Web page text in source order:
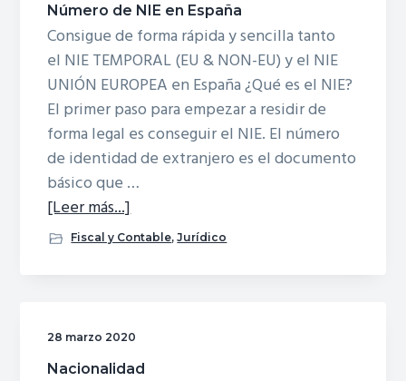
España
Número de NIE en España
Consigue de forma rápida y sencilla tanto
el NIE TEMPORAL (EU & NON-EU) y el NIE
UNIÓN EUROPEA en España ¿Qué es el NIE?
El primer paso para empezar a residir de
forma legal es conseguir el NIE. El número
de identidad de extranjero es el documento
básico que …
[Leer más...]acerca
deNúmero
España
Fiscal y Contable,Jurídico
28 marzo 2020
Nacionalidad